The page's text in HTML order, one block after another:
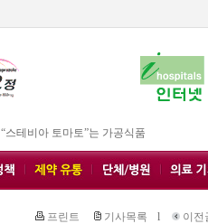
“스테비아 토마토”는 가공식품
프린트 기사목록 l 이전